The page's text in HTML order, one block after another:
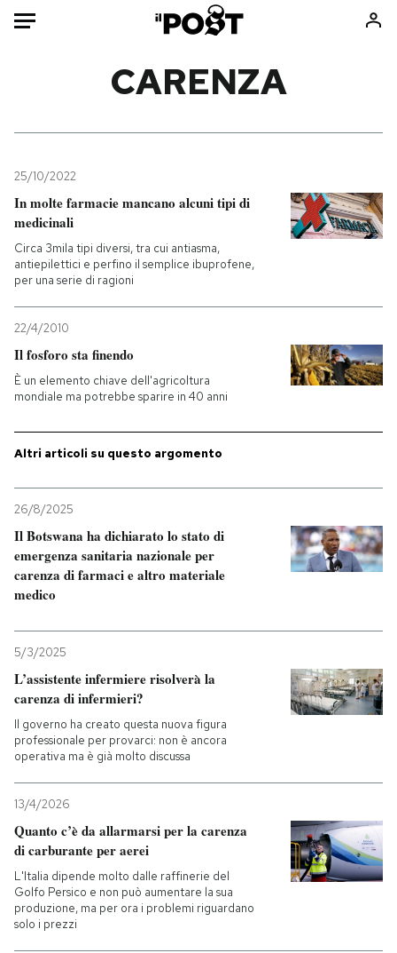
Mondo
Politica
Tecnologia
Internet
Scienza
Economia
Sport
Consumismi
Mondiali calcio 2026
PODCAST
NEWSLETTER
I MIEI PREFERITI
AREA PERSONALE
Entra
CARENZA
25/10/2022
In molte farmacie mancano alcuni tipi di
medicinali
Circa 3mila tipi diversi, tra cui antiasma,
antiepilettici e perfino il semplice ibuprofene,
per una serie di ragioni
22/4/2010
Il fosforo sta finendo
È un elemento chiave dell'agricoltura
mondiale ma potrebbe sparire in 40 anni
Altri articoli su questo argomento
26/8/2025
Il Botswana ha dichiarato lo stato di
emergenza sanitaria nazionale per
carenza di farmaci e altro materiale
medico
5/3/2025
L’assistente infermiere risolverà la
carenza di infermieri?
Il governo ha creato questa nuova figura
professionale per provarci: non è ancora
operativa ma è già molto discussa
13/4/2026
Quanto c’è da allarmarsi per la carenza
di carburante per aerei
L'Italia dipende molto dalle raffinerie del
Golfo Persico e non può aumentare la sua
produzione, ma per ora i problemi riguardano
solo i prezzi